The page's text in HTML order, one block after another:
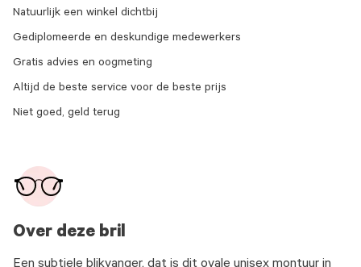
Over deze bril
Natuurlijk een winkel dichtbij
Gediplomeerde en deskundige medewerkers
Gratis advies en oogmeting
Altijd de beste service voor de beste prijs
Niet goed, geld terug